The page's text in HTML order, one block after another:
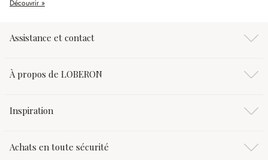
Découvrir »
Assistance et contact
À propos de LOBERON
Inspiration
Achats en toute sécurité